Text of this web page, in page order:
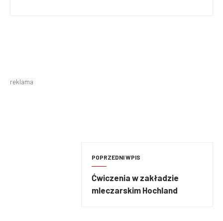
reklama
POPRZEDNI WPIS
Ćwiczenia w zakładzie
mleczarskim Hochland